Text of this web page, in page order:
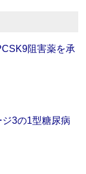
阻害薬を承
3の1型糖尿病